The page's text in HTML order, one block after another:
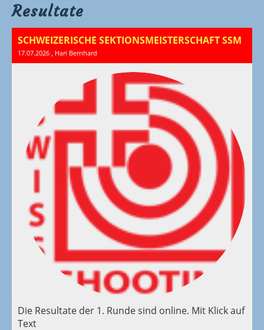
Resultate
SCHWEIZERISCHE SEKTIONSMEISTERSCHAFT SSM
17.07.2026 , Hari Bernhard
Die Resultate der 1. Runde sind online. Mit Klick auf
Text